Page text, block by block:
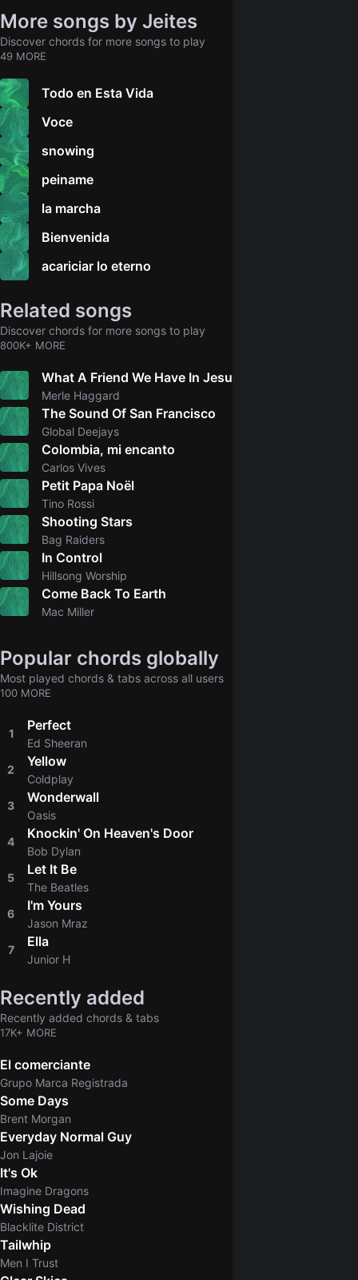
More songs by Jeites
Discover chords for more songs to play
49 MORE
Todo en Esta Vida
Voce
snowing
peiname
la marcha
Bienvenida
acariciar lo eterno
Related songs
Discover chords for more songs to play
800K+ MORE
What A Friend We Have In Jesus
Merle Haggard
The Sound Of San Francisco
Global Deejays
Colombia, mi encanto
Carlos Vives
Petit Papa Noël
Tino Rossi
Shooting Stars
Bag Raiders
In Control
Hillsong Worship
Come Back To Earth
Mac Miller
Popular chords globally
Most played chords & tabs across all users
100 MORE
1
Perfect
Ed Sheeran
2
Yellow
Coldplay
3
Wonderwall
Oasis
4
Knockin' On Heaven's Door
Bob Dylan
5
Let It Be
The Beatles
6
I'm Yours
Jason Mraz
7
Ella
Junior H
Recently added
Recently added chords & tabs
17K+ MORE
El comerciante
Grupo Marca Registrada
Some Days
Brent Morgan
Everyday Normal Guy
Jon Lajoie
It's Ok
Imagine Dragons
Wishing Dead
Blacklite District
Tailwhip
Men I Trust